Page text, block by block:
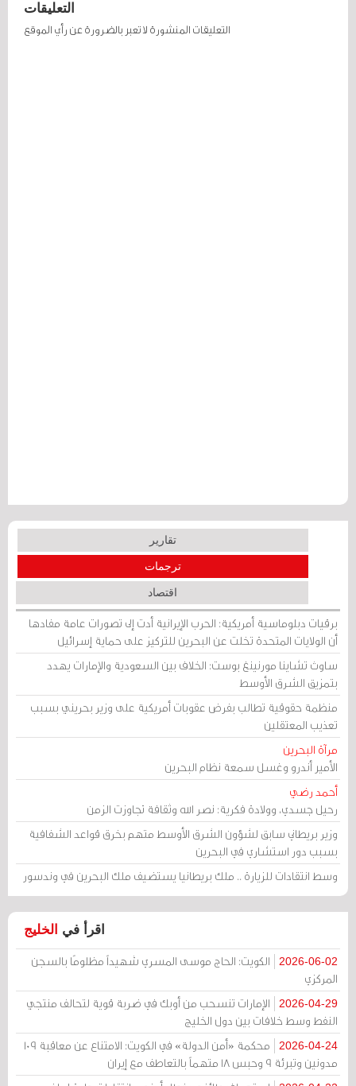
التعليقات
التعليقات المنشورة لا تعبر بالضرورة عن رأي الموقع
تقارير
ترجمات
اقتصاد
برقيات دبلوماسية أمريكية: الحرب الإيرانية أدت إلى تصورات عامة مفادها
أن الولايات المتحدة تخلت عن البحرين للتركيز على حماية إسرائيل
ساوث تشاينا مورنينغ بوست: الخلاف بين السعودية والإمارات يهدد
بتمزيق الشرق الأوسط
منظمة حقوقية تطالب بفرض عقوبات أمريكية على وزير بحريني بسبب
تعذيب المعتقلين
مرآة البحرين
الأمير أندرو وغسل سمعة نظام البحرين
أحمد رضي
رحيل جسدي، وولادة فكرية: نصر الله وثقافة تجاوزت الزمن
وزير بريطاني سابق لشؤون الشرق الأوسط متهم بخرق قواعد الشفافية
بسبب دور استشاري في البحرين
وسط انتقادات للزيارة .. ملك بريطانيا يستضيف ملك البحرين في وندسور
اقرأ في الخليج
2026-06-02
الكويت: الحاج موسى المسري شهيداً مظلومًا بالسجن
المركزي
2026-04-29
الإمارات تنسحب من أوبك في ضربة قوية لتحالف منتجي
النفط وسط خلافات بين دول الخليج
2026-04-24
محكمة «أمن الدولة» في الكويت: الامتناع عن معاقبة 109
مدونين وتبرئة 9 وحبس 18 متهماً بالتعاطف مع إيران